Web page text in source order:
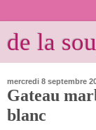
de la
mercredi 8 septembre
Gateau
blanc